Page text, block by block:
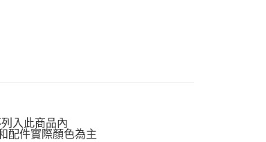
職場洋裝
入此商品內
配件實際顏色為主